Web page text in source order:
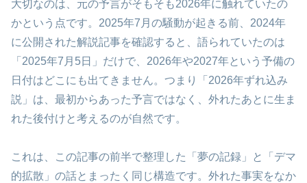
大切なのは、元の予言がそもそも2026年に触れていたの
かという点です。2025年7月の騒動が起きる前、2024年
に公開された解説記事を確認すると、語られていたのは
「2025年7月5日」だけで、2026年や2027年という予備の
日付はどこにも出てきません。つまり「2026年ずれ込み
説」は、最初からあった予言ではなく、外れたあとに生ま
れた後付けと考えるのが自然です。
これは、この記事の前半で整理した「夢の記録」と「デマ
的拡散」の話とまったく同じ構造です。外れた事実をなか